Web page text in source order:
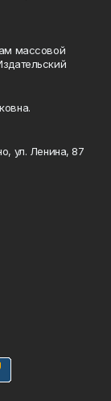
массовой
ул. Ленина, 87